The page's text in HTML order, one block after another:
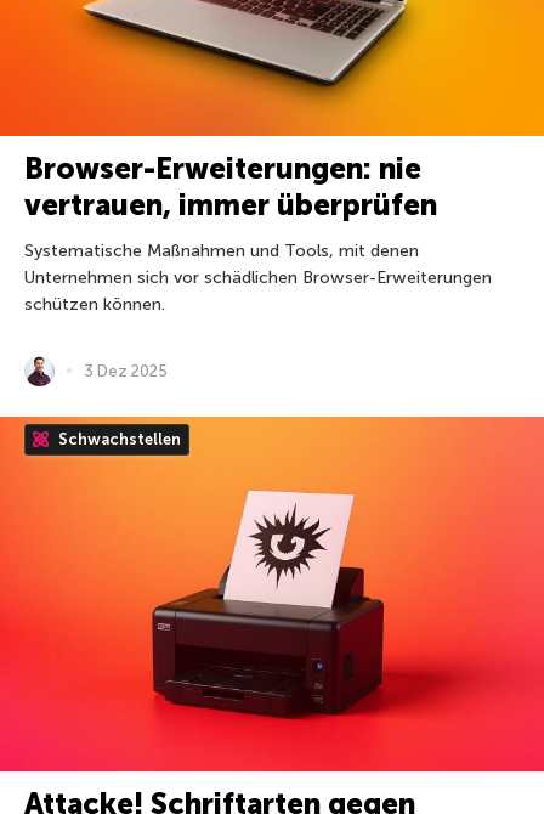
Browser-Erweiterungen: nie
vertrauen, immer überprüfen
Systematische Maßnahmen und Tools, mit denen
Unternehmen sich vor schädlichen Browser-Erweiterungen
schützen können.
3 Dez 2025
Schwachstellen
Attacke! Schriftarten gegen